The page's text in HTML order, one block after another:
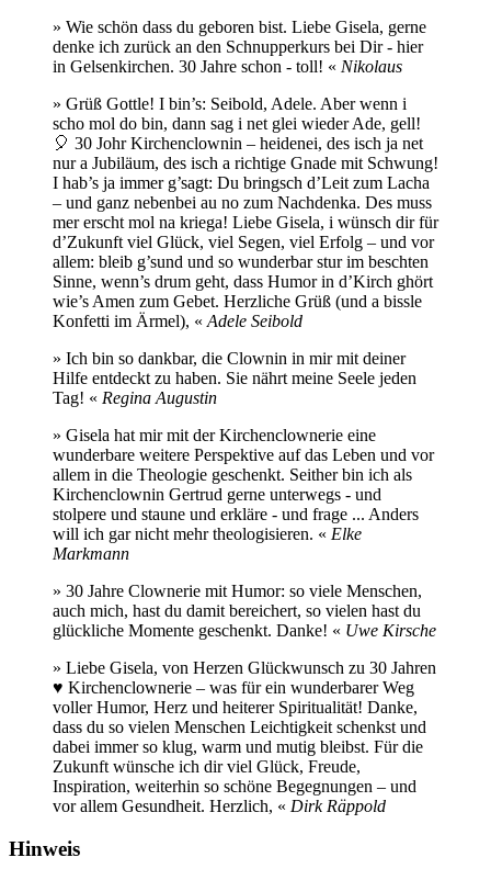
» Wie schön dass du geboren bist. Liebe Gisela, gerne
denke ich zurück an den Schnupperkurs bei Dir - hier
in Gelsenkirchen. 30 Jahre schon - toll! « Nikolaus
» Grüß Gottle! I bin’s: Seibold, Adele. Aber wenn i
scho mol do bin, dann sag i net glei wieder Ade, gell!
🎈 30 Johr Kirchenclownin – heidenei, des isch ja net
nur a Jubiläum, des isch a richtige Gnade mit Schwung!
I hab’s ja immer g’sagt: Du bringsch d’Leit zum Lacha
– und ganz nebenbei au no zum Nachdenka. Des muss
mer erscht mol na kriega! Liebe Gisela, i wünsch dir für
d’Zukunft viel Glück, viel Segen, viel Erfolg – und vor
allem: bleib g’sund und so wunderbar stur im beschten
Sinne, wenn’s drum geht, dass Humor in d’Kirch ghört
wie’s Amen zum Gebet. Herzliche Grüß (und a bissle
Konfetti im Ärmel), « Adele Seibold
» Ich bin so dankbar, die Clownin in mir mit deiner
Hilfe entdeckt zu haben. Sie nährt meine Seele jeden
Tag! « Regina Augustin
» Gisela hat mir mit der Kirchenclownerie eine
wunderbare weitere Perspektive auf das Leben und vor
allem in die Theologie geschenkt. Seither bin ich als
Kirchenclownin Gertrud gerne unterwegs - und
stolpere und staune und erkläre - und frage ... Anders
will ich gar nicht mehr theologisieren. « Elke
Markmann
» 30 Jahre Clownerie mit Humor: so viele Menschen,
auch mich, hast du damit bereichert, so vielen hast du
glückliche Momente geschenkt. Danke! « Uwe Kirsche
» Liebe Gisela, von Herzen Glückwunsch zu 30 Jahren
♥️ Kirchenclownerie – was für ein wunderbarer Weg
voller Humor, Herz und heiterer Spiritualität! Danke,
dass du so vielen Menschen Leichtigkeit schenkst und
dabei immer so klug, warm und mutig bleibst. Für die
Zukunft wünsche ich dir viel Glück, Freude,
Inspiration, weiterhin so schöne Begegnungen – und
vor allem Gesundheit. Herzlich, « Dirk Räppold
Hinweis